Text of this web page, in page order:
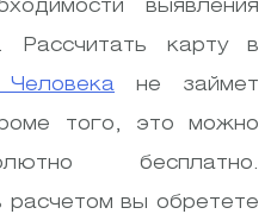
выявления
Рассчитать карту в
не займет
того, это можно
бесплатно.
расчетом вы обретете